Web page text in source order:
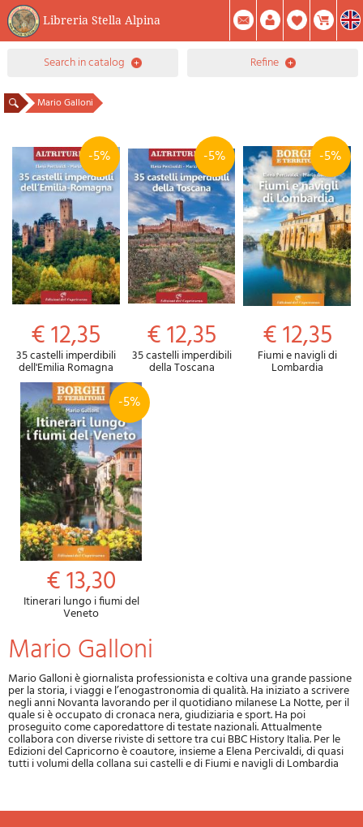
Libreria Stella Alpina
0Item(s) In Your Cart
Summary
Facebook
search in catalog refine
Mario Galloni
-5%
€ 12,35
35 castelli imperdibili
dell'Emilia Romagna
-5%
€ 12,35
35 castelli imperdibili
della Toscana
-5%
€ 12,35
Fiumi e navigli di
Lombardia
-5%
€ 13,30
Itinerari lungo i fiumi del
Veneto
Mario Galloni
Mario Galloni è giornalista professionista e coltiva una grande passione
per la storia, i viaggi e l’enogastronomia di qualità. Ha iniziato a scrivere
negli anni Novanta lavorando per il quotidiano milanese La Notte, per il
quale si è occupato di cronaca nera, giudiziaria e sport. Ha poi
proseguito come caporedattore di testate nazionali. Attualmente
collabora con diverse riviste di settore tra cui BBC History Italia. Per le
Edizioni del Capricorno è coautore, insieme a Elena Percivaldi, di quasi
tutti i volumi della collana sui castelli e di Fiumi e navigli di Lombardia